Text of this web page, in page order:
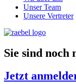
Unser Team
Unsere Vertreter
Sie sind
Jetzt